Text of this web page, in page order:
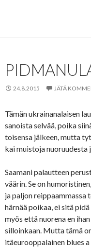
24.8.2015 JÄTÄ
Tämän ukrainanalaisen
sanoista selvää, poika
toisensa jälkeen, mutta
kai muistoja nuoruudesta
Saamani palautteen
väärin. Se on
ja paljon reippaammassa
härnää poikaa, ei sitä
myös että nuorena en
silloinkaan. Mutta tämä
itäeurooppalainen blues a